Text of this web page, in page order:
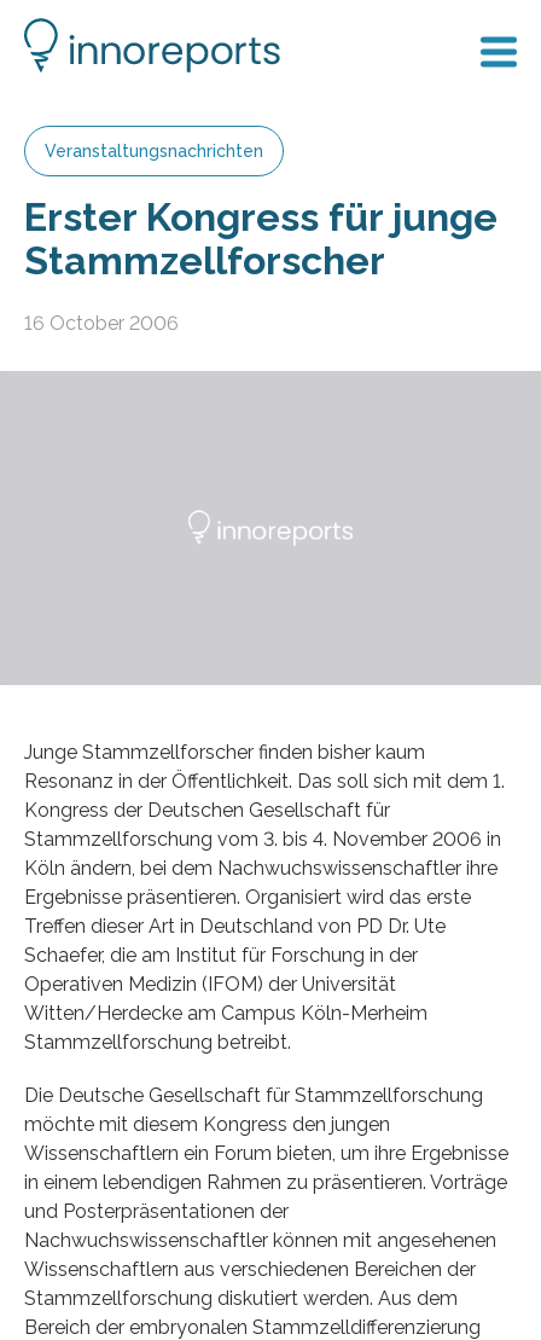
Veranstaltungsnachrichten
Erster Kongress für junge
Stammzellforscher
16 October 2006
Junge Stammzellforscher finden bisher kaum
Resonanz in der Öffentlichkeit. Das soll sich mit dem 1.
Kongress der Deutschen Gesellschaft für
Stammzellforschung vom 3. bis 4. November 2006 in
Köln ändern, bei dem Nachwuchswissenschaftler ihre
Ergebnisse präsentieren. Organisiert wird das erste
Treffen dieser Art in Deutschland von PD Dr. Ute
Schaefer, die am Institut für Forschung in der
Operativen Medizin (IFOM) der Universität
Witten/Herdecke am Campus Köln-Merheim
Stammzellforschung betreibt.
Die Deutsche Gesellschaft für Stammzellforschung
möchte mit diesem Kongress den jungen
Wissenschaftlern ein Forum bieten, um ihre Ergebnisse
in einem lebendigen Rahmen zu präsentieren. Vorträge
und Posterpräsentationen der
Nachwuchswissenschaftler können mit angesehenen
Wissenschaftlern aus verschiedenen Bereichen der
Stammzellforschung diskutiert werden. Aus dem
Bereich der embryonalen Stammzelldifferenzierung